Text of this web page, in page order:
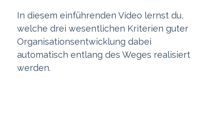
In diesem einführenden Video lernst du,
welche drei wesentlichen Kriterien guter
Organisationsentwicklung dabei
automatisch entlang des Weges realisiert
werden.